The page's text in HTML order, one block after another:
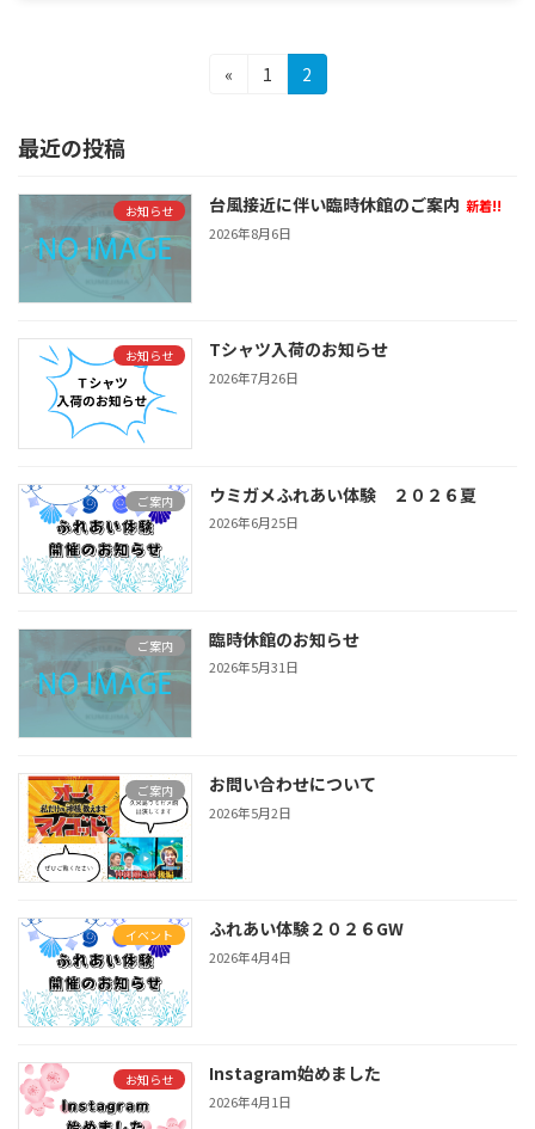
の
ペ
ー
ジ
送
り
«
固1
固
定
2
最近の投稿
お知らせ 台風接近に伴い臨時休館のご案内 新着!!
2026年8月6日
お知らせ Tシャツ入荷のお知らせ
2026年7月26日
ご案内 ウミガメふれあい体験 ２０２６夏
2026年6月25日
ご案内 臨時休館のお知らせ
2026年5月31日
ご案内 お問い合わせについて
2026年5月2日
イベント ふれあい体験２０２６GW
2026年4月4日
お知らせ Instagram始めました
2026年4月1日